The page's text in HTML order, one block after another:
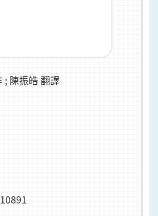
; 陳振皓 翻譯